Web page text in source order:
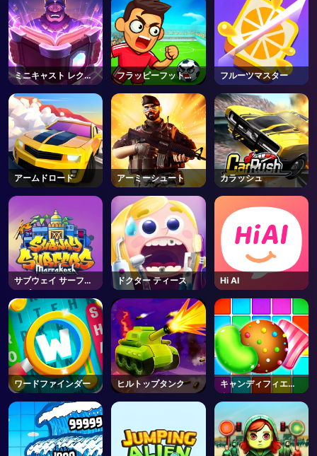
ミニキャスト レクレ
ッシュ
フラッピーフットチ
ンコ
フルーツマスター
アームドロード アーミーシュート カラッシュ
サブウェイ サーファ
ーズ マラケシュ
ドクター ティース Hi AI
ワードファインダー ヒルトップタンク
キャンディフィエス
タ